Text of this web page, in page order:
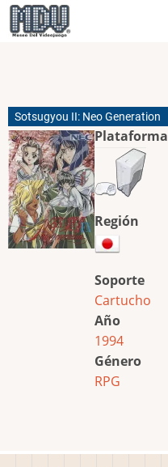
Pasar
al
Sotsugyou II: Neo Generation
Plataforma
Región
Soporte
Cartucho
Año
1994
Género
RPG